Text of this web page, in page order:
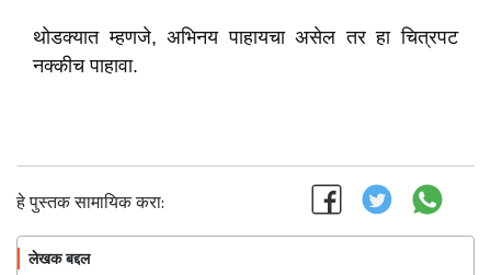
थोडक्यात म्हणजे, अभिनय पाहायचा असेल तर हा चित्रपट
नक्कीच पाहावा.
हे पुस्तक सामायिक करा:
लेखक बद्दल